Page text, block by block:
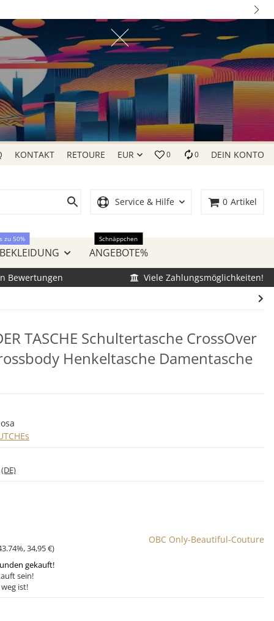
KONTAKT RETOURE EUR 0 0 DEIN KONTO
Service & Hilfe 0 Artikel
zu 50%
ANGEBOTE%
Schnäppchen
Bewertungen Viele Zahlungsmöglichkeiten!
TASCHE Schultertasche CrossOver
Henkeltasche Damentasche
(DE)
,34,95 €)
gekauft!
sein!
ist!
OBC Only-Beautiful-Couture